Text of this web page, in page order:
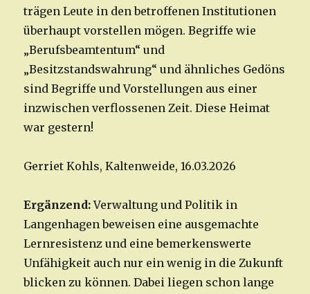
trägen Leute in den betroffenen Institutionen
überhaupt vorstellen mögen. Begriffe wie
„Berufsbeamtentum“ und
„Besitzstandswahrung“ und ähnliches Gedöns
sind Begriffe und Vorstellungen aus einer
inzwischen verflossenen Zeit. Diese Heimat
war gestern!
Gerriet Kohls, Kaltenweide, 16.03.2026
Ergänzend:Verwaltung und Politik in
Langenhagen beweisen eine ausgemachte
Lernresistenz und eine bemerkenswerte
Unfähigkeit auch nur ein wenig in die Zukunft
blicken zu können. Dabei liegen schon lange